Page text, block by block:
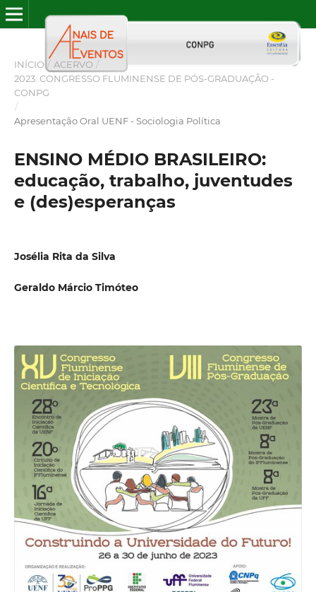
INÍCIO / ACERVO /
2023: CONGRESSO FLUMINENSE DE PÓS-GRADUAÇÃO -
CONPG
/
Apresentação Oral UENF - Sociologia Política
ENSINO MÉDIO BRASILEIRO:
educação, trabalho, juventudes
e (des)esperanças
Josélia Rita da Silva
Geraldo Márcio Timóteo